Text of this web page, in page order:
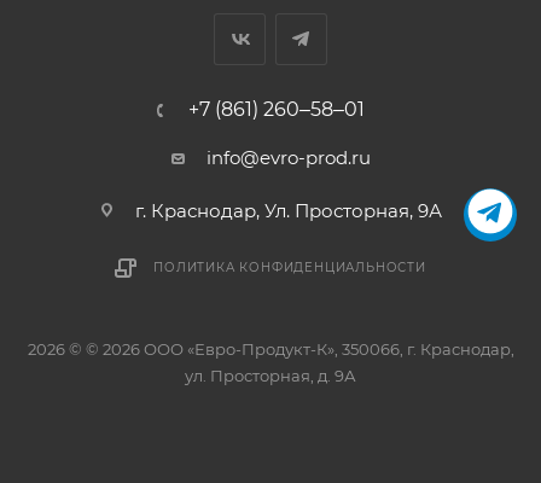
+7 (861) 260‒58‒01
info@evro-prod.ru
г. Краснодар, ​Ул. Просторная, 9А
ПОЛИТИКА КОНФИДЕНЦИАЛЬНОСТИ
2026 © © 2026 ООО «Евро-Продукт-К», 350066, г. Краснодар,
ул. Просторная, д. 9А